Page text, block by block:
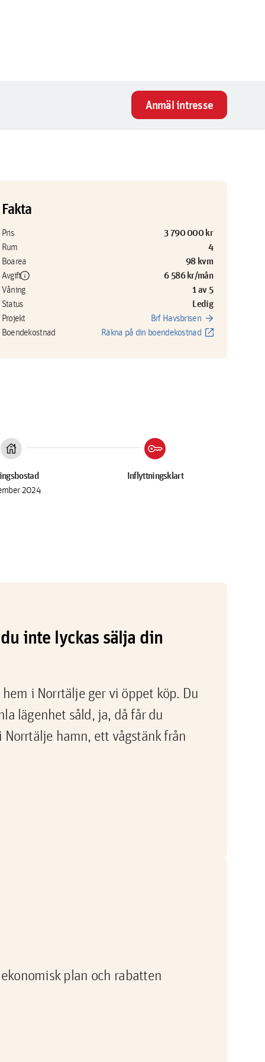
Anmäl intresse
Fakta
Pris 3 790 000 kr
Rum 4
Boarea 98 kvm
Avgiftinfo 6 586 kr/mån
Våning 1 av 5
Status Ledig
Projekt Brf Havsbrisen arrow_forward
Boendekostnad Räkna på din boendekostnad open_in_new
house
2024
key
Inflyttningsklart
inte lyckas sälja din
i Norrtälje ger vi öppet köp. Du
lägenhet såld, ja, då får du
hamn, ett vågstänk från
plan och rabatten